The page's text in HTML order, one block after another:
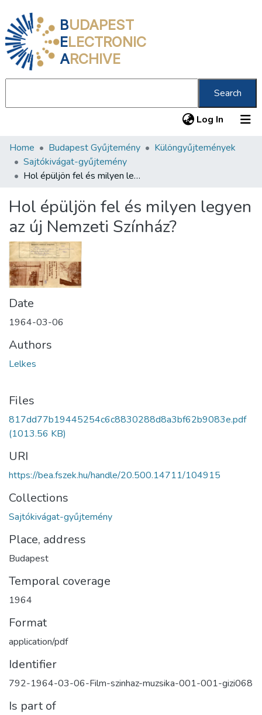
BUDAPEST
ELECTRONIC
ARCHIVE
Search
Log In (current)
Communities & Collections
All of DSpace
About us
Home Budapest Gyűjtemény
Különgyűjtemények
Sajtókivágat-gyűjtemény
Hol épüljön fel és milyen legyen az új Nemzeti Színház?
Hol épüljön fel és milyen legyen
az új Nemzeti Színház?
Date
1964-03-06
Authors
Lelkes
Files
817dd77b19445254c6c8830288d8a3bf62b9083e.pdf
(1013.56 KB)
URI
https://bea.fszek.hu/handle/20.500.14711/104915
Collections
Sajtókivágat-gyűjtemény
Place, address
Budapest
Temporal coverage
1964
Format
application/pdf
Identifier
792-1964-03-06-Film-szinhaz-muzsika-001-001-gizi068
Is part of